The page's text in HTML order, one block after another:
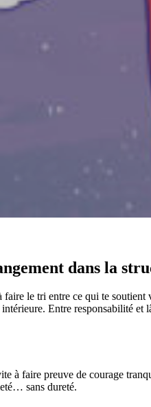
dans la
le tri entre ce qui te
Entre responsabilité
à faire preuve de courage
sans dureté.